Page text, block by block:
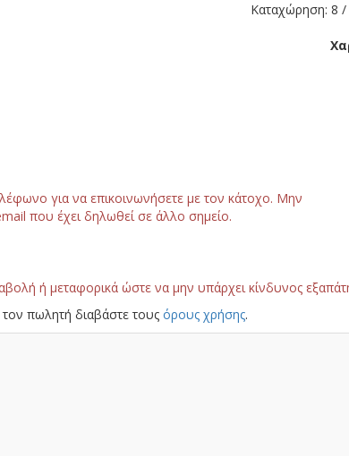
Καταχώρηση: 8
για να επικοινωνήσετε με τον κάτοχο. Μην
που έχει δηλωθεί σε άλλο σημείο.
ή μεταφορικά ώστε να μην υπάρχει κίνδυνος
πωλητή διαβάστε τους όρους χρήσης.